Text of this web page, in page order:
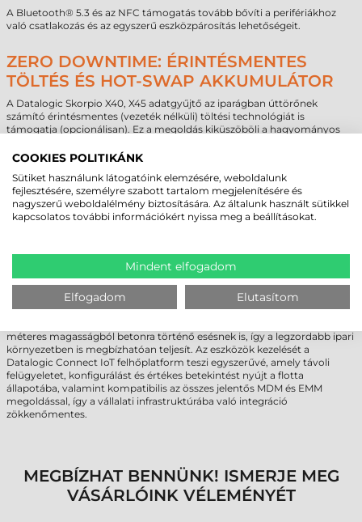
A Bluetooth® 5.3 és az NFC támogatás tovább bővíti a perifériákhoz
való csatlakozás és az egyszerű eszközpárosítás lehetőségeit.
ZERO DOWNTIME: ÉRINTÉSMENTES
TÖLTÉS ÉS HOT-SWAP AKKUMULÁTOR
A Datalogic Skorpio X40, X45 adatgyűjtő az iparágban úttörőnek
számító érintésmentes (vezeték nélküli) töltési technológiát is
támogatja (opcionálisan). Ez a megoldás kiküszöböli a hagyományos
meghibásodásokat, jelentősen növelve az eszköz élettartamát. A 7000
készülék kikapcsolása vagy az adatok elvesztése nélkül cserélhető, így a
terminál a nap 24 órájában folyamatosan üzemben tartható.
ADATGYŰJTŐ - KATONAI SZINTŰ
TARTÓSSÁG ÉS FELHŐALAPÚ
MENEDZSMENT
A készülékház IP65 és IP67 minősítéssel rendelkezik, ami teljes védelmet
méteres magasságból betonra történő esésnek is, így a legzordabb ipari
környezetben is megbízhatóan teljesít. Az eszközök kezelését a
Datalogic Connect IoT felhőplatform teszi egyszerűvé, amely távoli
felügyeletet, konfigurálást és értékes betekintést nyújt a flotta
állapotába, valamint kompatibilis az összes jelentős MDM és EMM
megoldással, így a vállalati infrastruktúrába való integráció
zökkenőmentes.
MEGBÍZHAT BENNÜNK! ISMERJE MEG
VÁSÁRLÓINK VÉLEMÉNYÉT
COOKIES POLITIKÁNK
Sütiket használunk látogatóink elemzésére, weboldalunk
fejlesztésére, személyre szabott tartalom megjelenítésére és
nagyszerű weboldalélmény biztosítására. Az általunk használt sütikkel
kapcsolatos további információkért nyissa meg a beállításokat.
Mindent elfogadom
Elfogadom Elutasítom